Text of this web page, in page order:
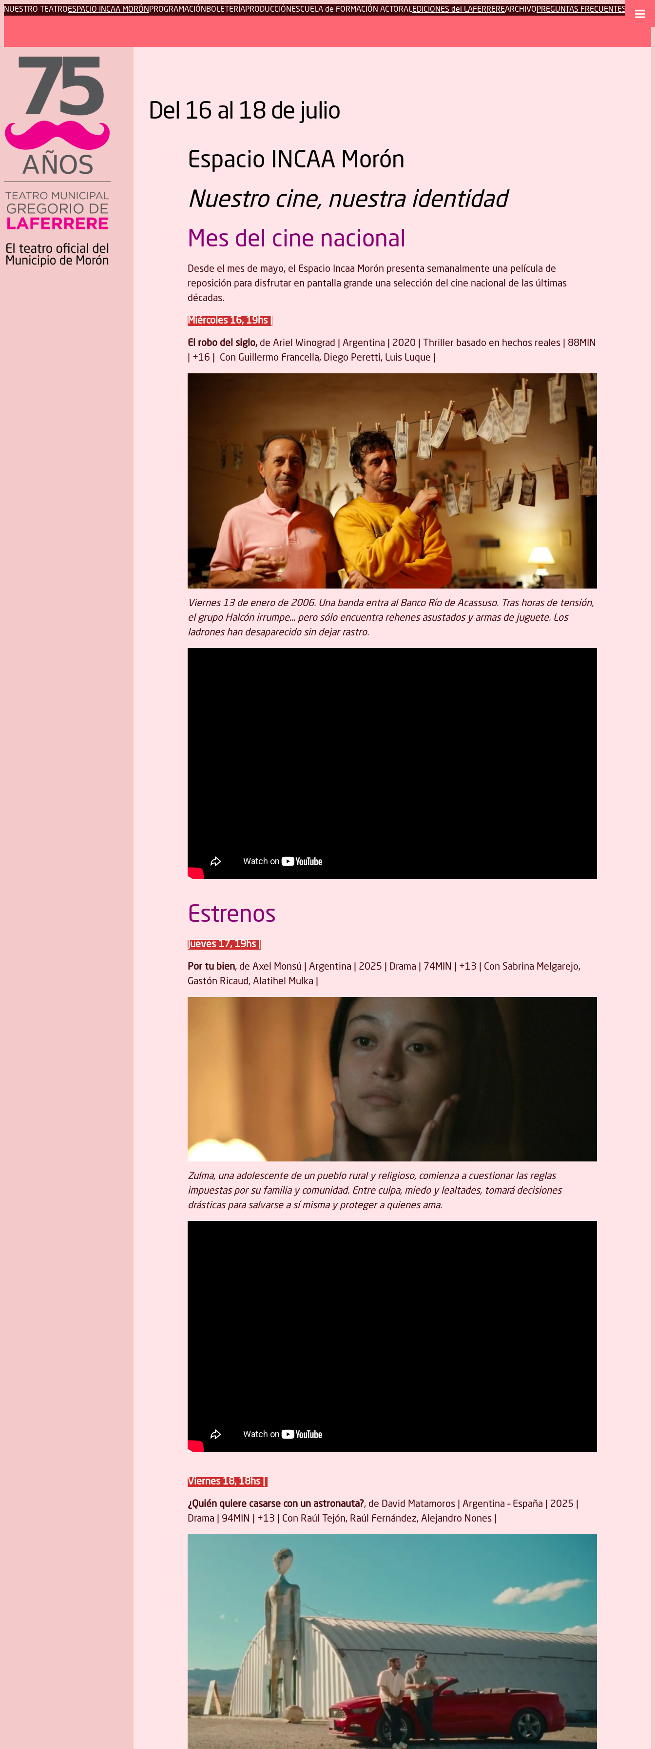
NUESTRO TEATROESPACIO INCAA MORÓNPROGRAMACIÓNBOLETERÍAPRODUCCIÓNESCUELA de FORMACIÓN ACTORALEDICIONES del LAFERREREARCHIVOPREGUNTAS FRECUENTES
Del 16 al 18 de julio
Espacio INCAA Morón
Nuestro cine, nuestra identidad
Mes del cine nacional
Desde el mes de mayo, el Espacio Incaa Morón presenta semanalmente una película de
reposición para disfrutar en pantalla grande una selección del cine nacional de las últimas
décadas.
Miércoles 16, 19hs |
El robo del siglo, de Ariel Winograd | Argentina | 2020 | Thriller basado en hechos reales | 88MIN
| +16 | Con Guillermo Francella, Diego Peretti, Luis Luque |
Viernes 13 de enero de 2006. Una banda entra al Banco Río de Acassuso. Tras horas de tensión,
el grupo Halcón irrumpe… pero sólo encuentra rehenes asustados y armas de juguete. Los
ladrones han desaparecido sin dejar rastro.
Estrenos
Jueves 17, 19hs |
Por tu bien, de Axel Monsú | Argentina | 2025 | Drama | 74MIN | +13 | Con Sabrina Melgarejo,
Gastón Ricaud, Alatihel Mulka |
Zulma, una adolescente de un pueblo rural y religioso, comienza a cuestionar las reglas
impuestas por su familia y comunidad. Entre culpa, miedo y lealtades, tomará decisiones
drásticas para salvarse a sí misma y proteger a quienes ama.
Viernes 18, 18hs |
¿Quién quiere casarse con un astronauta?, de David Matamoros | Argentina – España | 2025 |
Drama | 94MIN | +13 | Con Raúl Tejón, Raúl Fernández, Alejandro Nones |